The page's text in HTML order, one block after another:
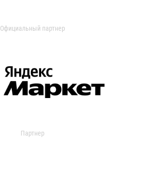
Официальный партнер
Партнер